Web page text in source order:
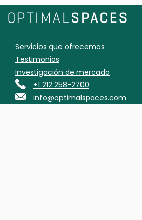
Servicios que ofrecemos
Testimonios
Investigación de mercado
+1 212 258-2700
info@optimalspaces.com